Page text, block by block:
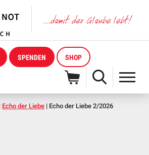
SPENDEN SHOP
| Echo der Liebe | Echo der Liebe 2/2026